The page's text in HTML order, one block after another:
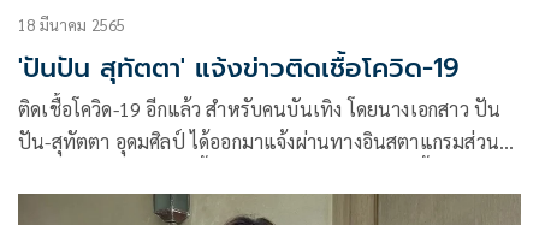
18 มีนาคม 2565
'ปันปัน สุทัตตา' แจ้งข่าวติดเชื้อโควิด-19
ติดเชื้อโควิด-19 อีกแล้ว สำหรับคนบันเทิง โดยนางเอกสาว ปัน
ปัน-สุทัตตา อุดมศิลป์ ได้ออกมาแจ้งผ่านทางอินสตาแกรมส่วน